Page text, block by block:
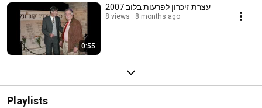
0:55
עצרת זיכרון לפרעות בלוב 2007
8 views 8 months ago
Playlists